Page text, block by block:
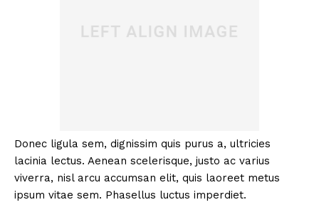
Donec ligula sem, dignissim quis purus a, ultricies
lacinia lectus. Aenean scelerisque, justo ac varius
viverra, nisl arcu accumsan elit, quis laoreet metus
ipsum vitae sem. Phasellus luctus imperdiet.